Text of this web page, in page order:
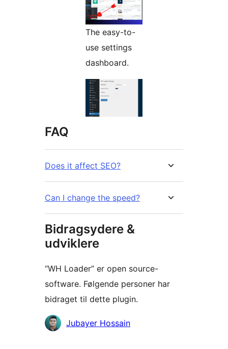
The easy-to-
use settings
dashboard.
FAQ
Does it affect SEO?
Can I change the speed?
Bidragsydere &
udviklere
“WH Loader” er open source-
software. Følgende personer har
bidraget til dette plugin.
Bidragsydere
Jubayer Hossain